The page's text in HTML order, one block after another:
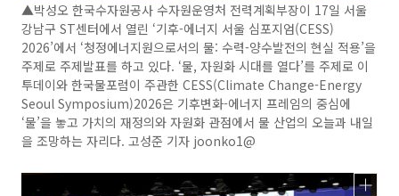
▲박성오 한국수자원공사 수자원운영처 전력계획부장이 17일 서울
강남구 ST센터에서 열린 ‘기후-에너지 서울 심포지엄(CESS)
2026’에서 ‘청정에너지원으로서의 물: 수력-양수발전의 현실 적용’을
주제로 주제발표를 하고 있다. ‘물, 자원화 시대를 열다’를 주제로 이
투데이와 한국물포럼이 주관한 CESS(Climate Change-Energy
Seoul Symposium)2026은 기후변화-에너지 프레임의 중심에
‘물’을 놓고 가치의 재정의와 자원화 관점에서 물 산업의 오늘과 내일
을 조망하는 자리다. 고성준 기자 joonko1@